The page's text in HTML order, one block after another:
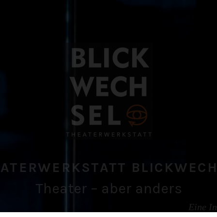
Theater – aber anders